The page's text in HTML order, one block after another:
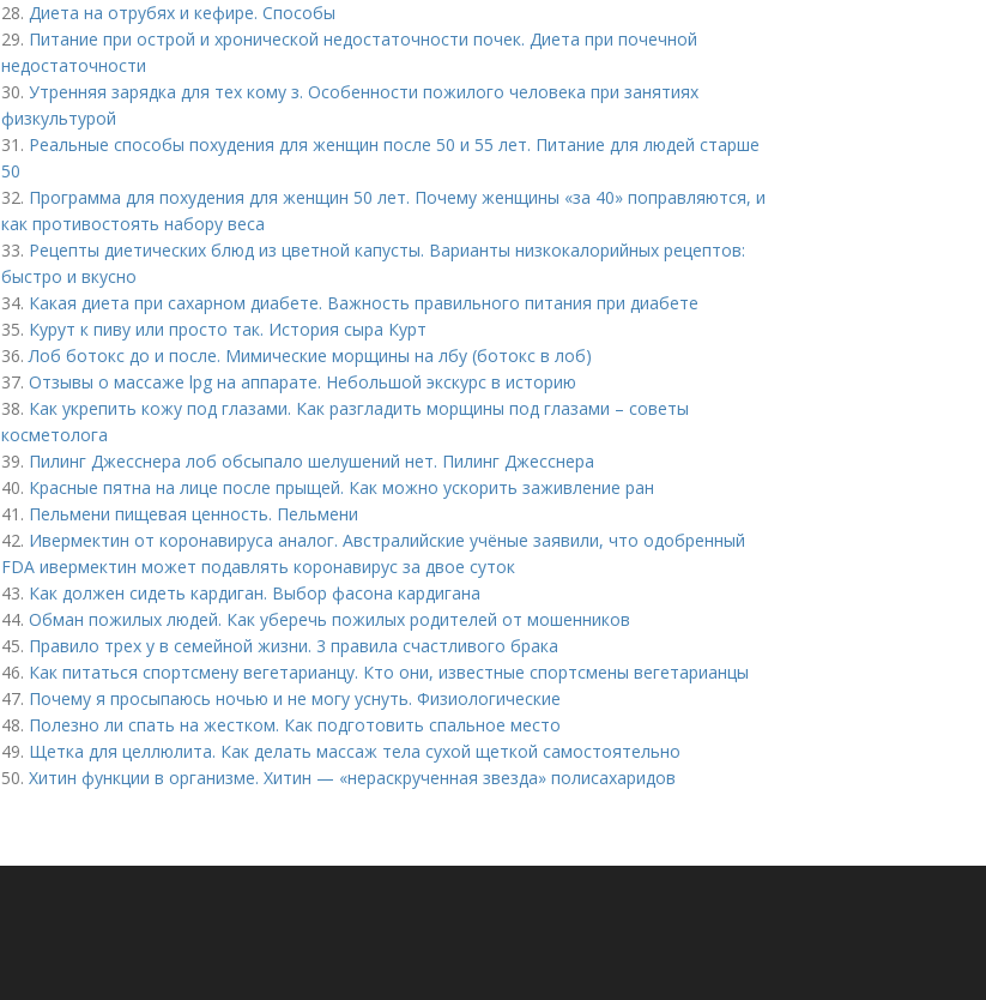
28. Диета на отрубях и кефире. Способы
29. Питание при острой и хронической недостаточности почек. Диета при почечной
недостаточности
30. Утренняя зарядка для тех кому з. Особенности пожилого человека при занятиях
физкультурой
31. Реальные способы похудения для женщин после 50 и 55 лет. Питание для людей старше
50
32. Программа для похудения для женщин 50 лет. Почему женщины «за 40» поправляются, и
как противостоять набору веса
33. Рецепты диетических блюд из цветной капусты. Варианты низкокалорийных рецептов:
быстро и вкусно
34. Какая диета при сахарном диабете. Важность правильного питания при диабете
35. Курут к пиву или просто так. История сыра Курт
36.Лоб ботокс до и после. Мимические морщины на лбу (ботокс в лоб)
37. Отзывы о массаже lpg на аппарате. Небольшой экскурс в историю
38. Как укрепить кожу под глазами. Как разгладить морщины под глазами – советы
косметолога
39. Пилинг Джесснера лоб обсыпало шелушений нет. Пилинг Джесснера
40. Красные пятна на лице после прыщей. Как можно ускорить заживление ран
41. Пельмени пищевая ценность. Пельмени
42. Ивермектин от коронавируса аналог. Австралийские учёные заявили, что одобренный
FDA ивермектин может подавлять коронавирус за двое суток
43. Как должен сидеть кардиган. Выбор фасона кардигана
44. Обман пожилых людей. Как уберечь пожилых родителей от мошенников
45. Правило трех у в семейной жизни. 3 правила счастливого брака
46. Как питаться спортсмену вегетарианцу. Кто они, известные спортсмены вегетарианцы
47. Почему я просыпаюсь ночью и не могу уснуть. Физиологические
48. Полезно ли спать на жестком. Как подготовить спальное место
49. Щетка для целлюлита. Как делать массаж тела сухой щеткой самостоятельно
50. Хитин функции в организме. Хитин — «нераскрученная звезда» полисахаридов